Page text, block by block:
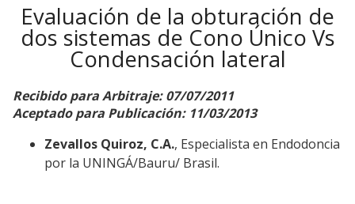
Evaluación de la obturación de
dos sistemas de Cono Único Vs
Condensación lateral
Recibido para Arbitraje: 07/07/2011
Aceptado para Publicación: 11/03/2013
Zevallos Quiroz, C.A., Especialista en Endodoncia
por la UNINGÁ/Bauru/ Brasil.